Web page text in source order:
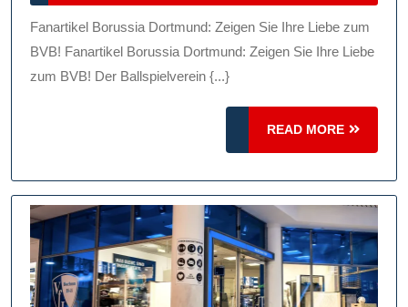
Zum
BVB
Mit
Fanartikeln
Dortmund
2026
Fanartikel Borussia Dortmund: Zeigen Sie Ihre Liebe zum
BVB! Fanartikel Borussia Dortmund: Zeigen Sie Ihre Liebe
zum BVB! Der Ballspielverein {...}
READ MORE
READ
MORE